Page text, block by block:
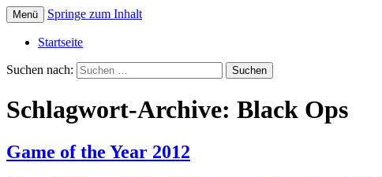
Der Dritte Spieler
Menü Springe zum Inhalt
Startseite
Suchen nach:
Schlagwort-Archive: Black Ops
Game of the Year 2012